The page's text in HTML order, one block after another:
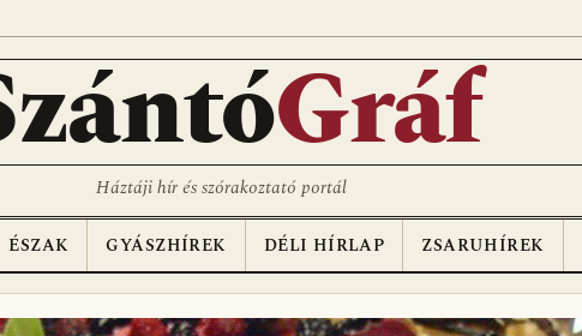
Gráf
Háztáji hír és szórakoztató portál
ÉSZAK GYÁSZHÍREK DÉLI HÍRLAP ZSARUHÍREK